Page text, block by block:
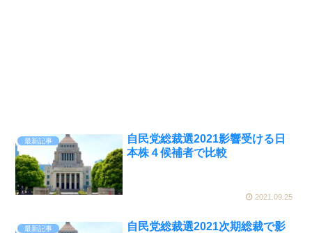
最新記事
自民党総裁選2021影響受ける日
本株４候補者で比較
2021.09.25
最新記事
自民党総裁選2021次期総裁で影